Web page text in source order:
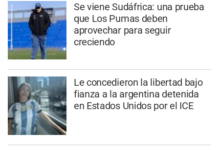
Se viene Sudáfrica: una prueba
que Los Pumas deben
aprovechar para seguir
creciendo
Le concedieron la libertad bajo
fianza a la argentina detenida
en Estados Unidos por el ICE